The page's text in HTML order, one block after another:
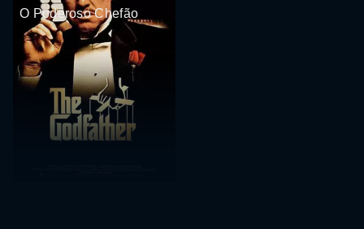
O Poderoso Chefão